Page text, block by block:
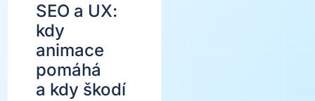
SEO a UX:
kdy
animace
pomáhá
a kdy škodí